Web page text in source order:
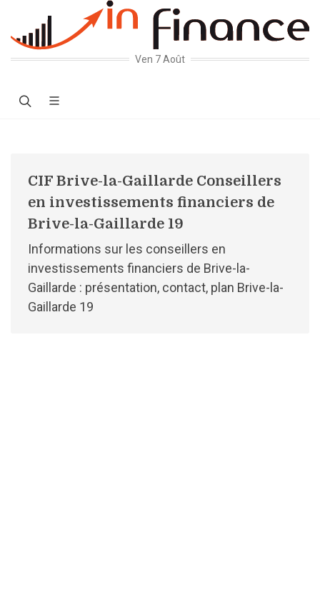
Ven 7 Août
CIF Brive-la-Gaillarde Conseillers
en investissements financiers de
Brive-la-Gaillarde 19
Informations sur les conseillers en
investissements financiers de Brive-la-
Gaillarde : présentation, contact, plan Brive-la-
Gaillarde 19